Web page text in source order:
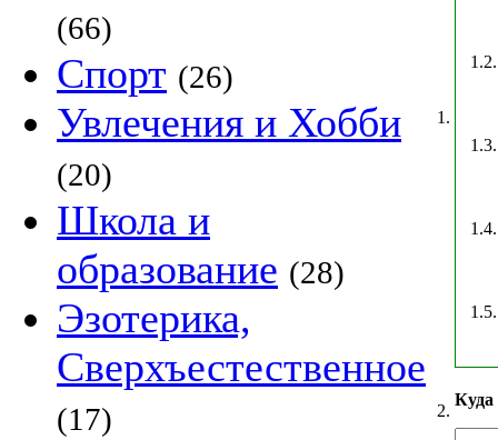
(66)
Спорт (26)
Увлечения и Хобби
(20)
Школа и
образование (28)
Эзотерика,
Сверхъестественное
(17)
1.
1.2.
1.3.
1.4.
1.5.
2.
Куда